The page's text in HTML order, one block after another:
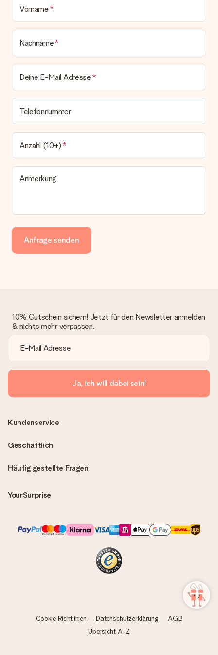
Vorname
Nachname
Deine E-Mail Adresse
Telefonnummer
Anzahl (10+)
Anmerkung
Anfrage senden
10% Gutschein sichern! Jetzt für den Newsletter anmelden
& nichts mehr verpassen.
Ja, ich will dabei sein!
Häufig gestellte Fragen
YourSurprise
Kundenservice
Geschäftlich
Cookie Richtlinien Datenschutzerklärung
AGB
Übersicht A-Z